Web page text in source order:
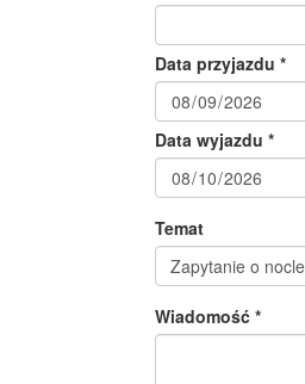
Data przyjazdu *
Data wyjazdu *
Temat
Wiadomość *